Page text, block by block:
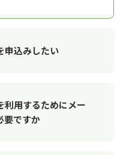
申込みしたい
利用するためにメー
要ですか